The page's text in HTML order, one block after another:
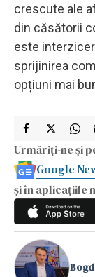
crescute ale
din căsătorii
este
sprijinirea
opțiuni mai
Urmăriți-ne și
Google
și în aplicațiile